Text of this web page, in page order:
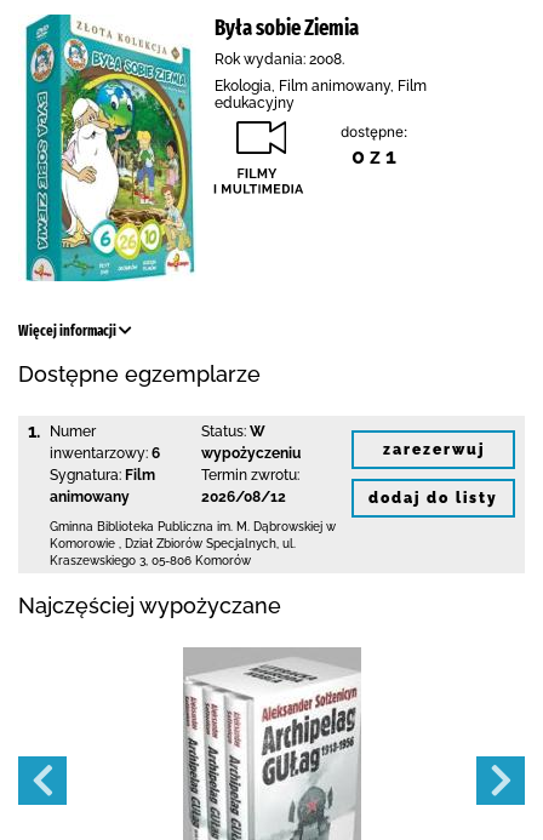
Była sobie Ziemia
Rok wydania: 2008.
Ekologia, Film animowany, Film
edukacyjny
dostępne:
0 z 1
Więcej informacji
Dostępne egzemplarze
1.
Numer
inwentarzowy: 6
Sygnatura: Film
animowany
Status: W
wypożyczeniu
Termin zwrotu:
2026/08/12
Gminna Biblioteka Publiczna im. M. Dąbrowskiej w
Komorowie
Dział Zbiorów Specjalnych, ul.
Kraszewskiego 3 05-806 Komorów
zarezerwuj
dodaj do listy
Najczęściej wypożyczane